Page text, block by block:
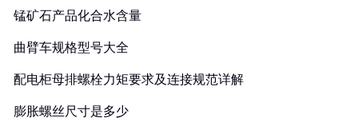
锰矿石产品化合水含量
曲臂车规格型号大全
配电柜母排螺栓力矩要求及连接规范详解
膨胀螺丝尺寸是多少